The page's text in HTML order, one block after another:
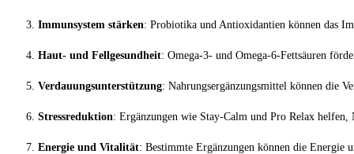
Immunsystem stärken: Probiotika und Antioxidantien können das
Haut- und Fellgesundheit: Omega-3- und Omega-6-Fettsäuren
Verdauungsunterstützung: Nahrungsergänzungsmittel können die
Stressreduktion: Ergänzungen wie Stay-Calm und Pro Relax helfen,
Energie und Vitalität: Bestimmte Ergänzungen können die Energie